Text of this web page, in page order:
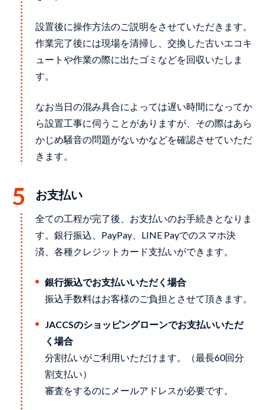
設置後に操作方法のご説明をさせていただきます。
作業完了後には現場を清掃し、交換した古いエコキ
ュートや作業の際に出たゴミなどを回収いたしま
す。
なお当日の混み具合によっては遅い時間になってか
ら設置工事に伺うことがありますが、その際はあら
かじめ騒音の問題がないかなどを確認させていただ
きます。
お支払い
全ての⼯程が完了後、お⽀払いのお⼿続きとなりま
す。銀⾏振込、PayPay、LINE Payでのスマホ決
済、各種クレジットカード⽀払いができます。
銀行振込でお支払いいただく場合
振込手数料はお客様のご負担とさせて頂きます。
JACCSのショッピングローンでお支払いいただ
く場合
分割払いがご利用いただけます。（最長60回分
割支払い）
審査をするのにメールアドレスが必要です。